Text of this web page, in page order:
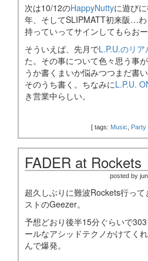
次は10/12のHappyNuttyに遊び
年、そしてSLIPMATT初来阪…
持っていってサインしてもらおー
そういえば、先月でL.P.U.のリ
た。その事について色々思う事
うか書くまいか悩みつつまだ書
そのうち書く。ちなみにL.P.U.
き営業中らしい。
[ tags: Music Party
FADER at Rockets
posted by
超久しぶりに難波Rockets行っ
ストのGeezer。
予想どおり後半15分ぐらいで
ールなアシッドテクノかけてく
んで爆発。